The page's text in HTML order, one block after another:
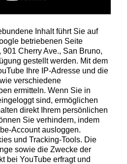
Inhalt führt Sie auf
betriebenen Seite
Cherry Ave., San Bruno,
gestellt werden. Mit dem
Ihre IP-Adresse und die
verschiedene
ermitteln. Wenn Sie in
sind, ermöglichen
direkt Ihrem persönlichen
Sie verhindern, indem
Account ausloggen.
und Tracking-Tools. Die
sowie die Zwecke der
bei YouTube erfragt und